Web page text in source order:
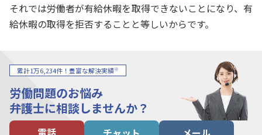
それでは労働者が有給休暇を取得できないことになり、有
給休暇の取得を拒否することと等しいからです。
累計1万6,234件！豊富な解決実績※
労働問題のお悩み
弁護士に相談しませんか？